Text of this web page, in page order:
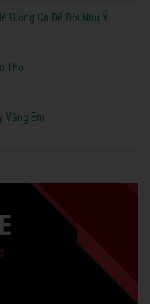
Giọng Ca Để Đời Như Ý
Thọ
Vắng Em